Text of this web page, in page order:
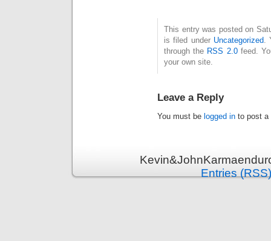
This entry was posted on
is filed under Uncategorized.
through the RSS 2.0feed.
your own site.
Leave a Reply
You must be logged in to post a
Entries (RSS)